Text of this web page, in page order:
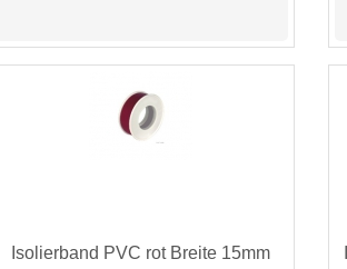
Isolierband PVC rot Breite 15mm